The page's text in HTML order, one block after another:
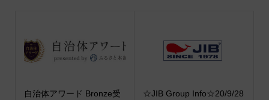
自治体アワード Bronze受
☆JIB Group Info☆20/9/28